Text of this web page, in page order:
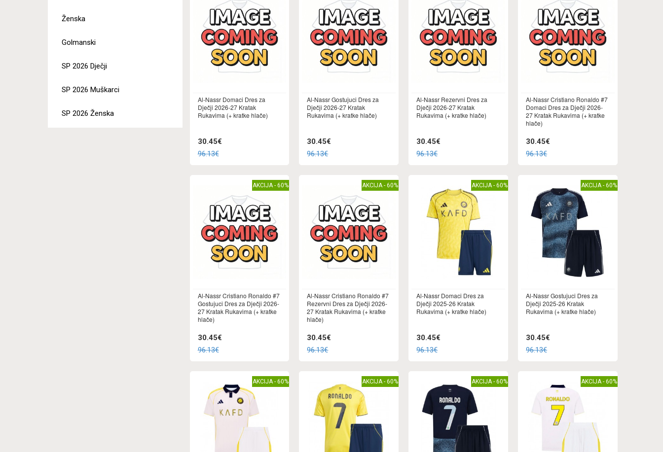
Ženska
Golmanski
SP 2026 Dječji
SP 2026 Muškarci
SP 2026 Ženska
Al-Nassr Domaci Dres za
Dječji 2026-27 Kratak
Rukavima (+ kratke hlače)
30.45€
96.13€
Al-Nassr Gostujuci Dres za
Dječji 2026-27 Kratak
Rukavima (+ kratke hlače)
30.45€
96.13€
Al-Nassr Rezervni Dres za
Dječji 2026-27 Kratak
Rukavima (+ kratke hlače)
30.45€
96.13€
Al-Nassr Cristiano Ronaldo #7
Domaci Dres za Dječji 2026-
27 Kratak Rukavima (+ kratke
hlače)
30.45€
96.13€
AKCIJA - 60%
Al-Nassr Cristiano Ronaldo #7
Gostujuci Dres za Dječji 2026-
27 Kratak Rukavima (+ kratke
hlače)
30.45€
96.13€
AKCIJA - 60%
Al-Nassr Cristiano Ronaldo #7
Rezervni Dres za Dječji 2026-
27 Kratak Rukavima (+ kratke
hlače)
30.45€
96.13€
AKCIJA - 60%
Al-Nassr Domaci Dres za
Dječji 2025-26 Kratak
Rukavima (+ kratke hlače)
30.45€
96.13€
AKCIJA - 60%
Al-Nassr Gostujuci Dres za
Dječji 2025-26 Kratak
Rukavima (+ kratke hlače)
30.45€
96.13€
AKCIJA - 60% AKCIJA - 60% AKCIJA - 60% AKCIJA - 60%